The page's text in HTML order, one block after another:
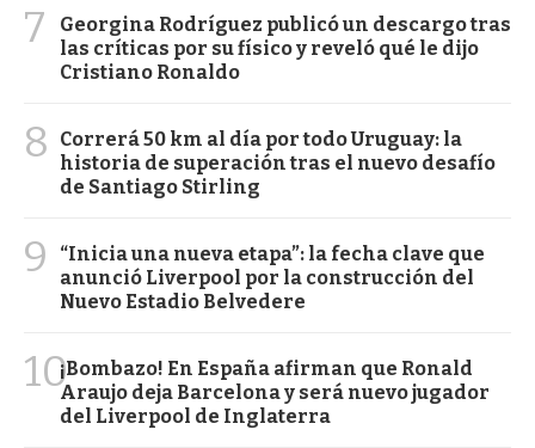
7
Georgina Rodríguez publicó un descargo tras
las críticas por su físico y reveló qué le dijo
Cristiano Ronaldo
8
Correrá 50 km al día por todo Uruguay: la
historia de superación tras el nuevo desafío
de Santiago Stirling
9
“Inicia una nueva etapa”: la fecha clave que
anunció Liverpool por la construcción del
Nuevo Estadio Belvedere
10¡Bombazo! En España afirman que Ronald
Araujo deja Barcelona y será nuevo jugador
del Liverpool de Inglaterra